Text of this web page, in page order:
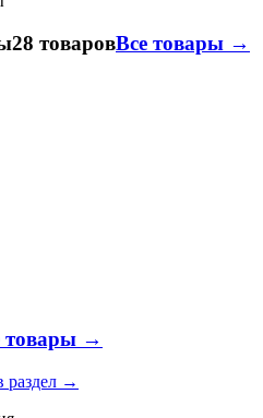
28 товаровВсе товары →
товары →
раздел →